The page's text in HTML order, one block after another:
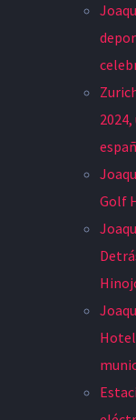
Golf